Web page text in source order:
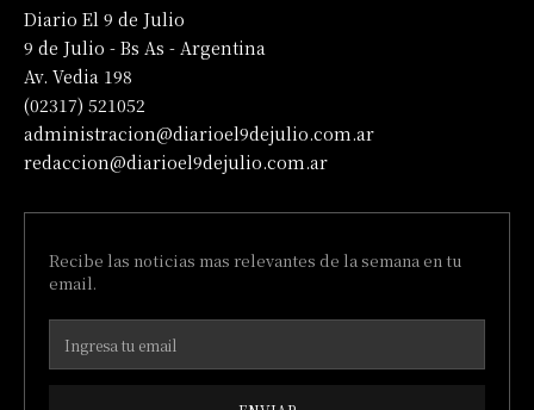
Diario El 9 de Julio
9 de Julio - Bs As - Argentina
Av. Vedia 198
(02317) 521052
administracion@diarioel9dejulio.com.ar
redaccion@diarioel9dejulio.com.ar
Recibe las noticias mas relevantes de la semana en tu
email.